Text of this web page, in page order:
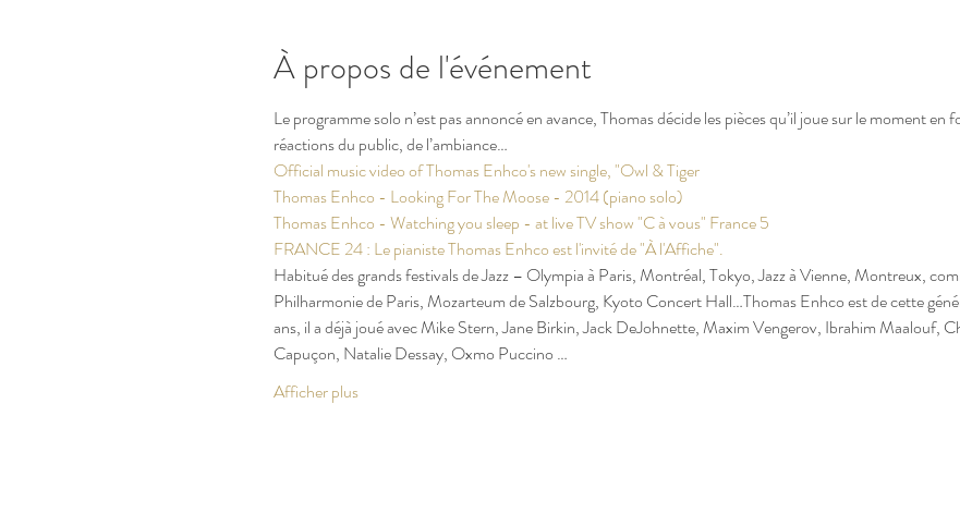
À propos de l'événement
Le programme solo n’est pas annoncé en avance, Thomas décide les pièces qu’il joue sur le moment en
réactions du public, de l’ambiance…
Official music video of Thomas Enhco's new single, "Owl & Tiger
Thomas Enhco - Looking For The Moose - 2014 (piano solo)
Thomas Enhco - Watching you sleep - at live TV show "C à vous" France 5
FRANCE 24 : Le pianiste Thomas Enhco est l'invité de "À l'Affiche".
Habitué des grands festivals de Jazz – Olympia à Paris, Montréal, Tokyo, Jazz à Vienne, Montreux,
Philharmonie de Paris, Mozarteum de Salzbourg, Kyoto Concert Hall…Thomas Enhco est de cette
ans, il a déjà joué avec Mike Stern, Jane Birkin, Jack DeJohnette, Maxim Vengerov, Ibrahim Maalouf,
Capuçon, Natalie Dessay, Oxmo Puccino …
Afficher plus